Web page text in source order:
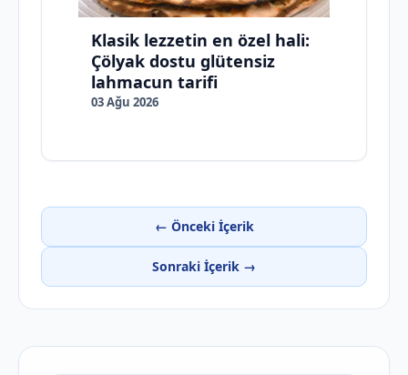
Klasik lezzetin en özel hali:
Çölyak dostu glütensiz
lahmacun tarifi
03 Ağu 2026
← Önceki İçerik
Sonraki İçerik →